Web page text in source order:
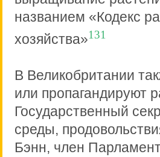
названием «Кодекс
хозяйства»131
В Великобритании
или пропагандируют
Государственный
среды,
Бэнн, член